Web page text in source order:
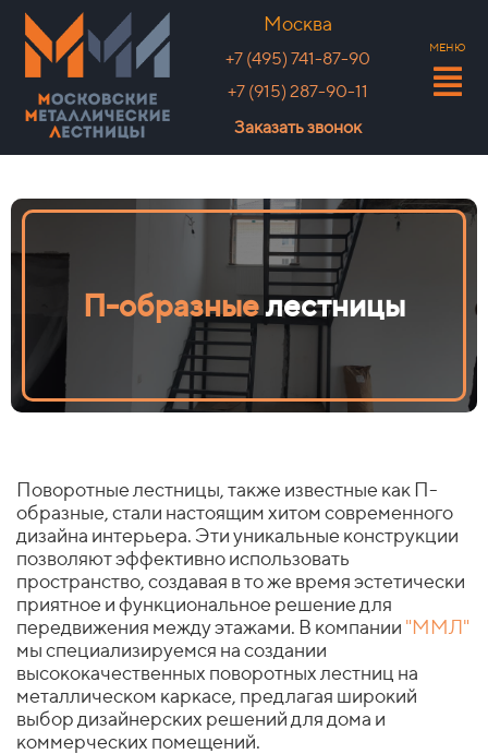
Москва
+7 (495) 741-87-90
+7 (915) 287-90-11
Заказать звонок
МЕНЮ
П-образныелестницы
Поворотные лестницы, также известные как П-
образные, стали настоящим хитом современного
дизайна интерьера. Эти уникальные конструкции
позволяют эффективно использовать
пространство, создавая в то же время эстетически
приятное и функциональное решение для
передвижения между этажами. В компании "ММЛ"
мы специализируемся на создании
высококачественных поворотных лестниц на
металлическом каркасе, предлагая широкий
выбор дизайнерских решений для дома и
коммерческих помещений.